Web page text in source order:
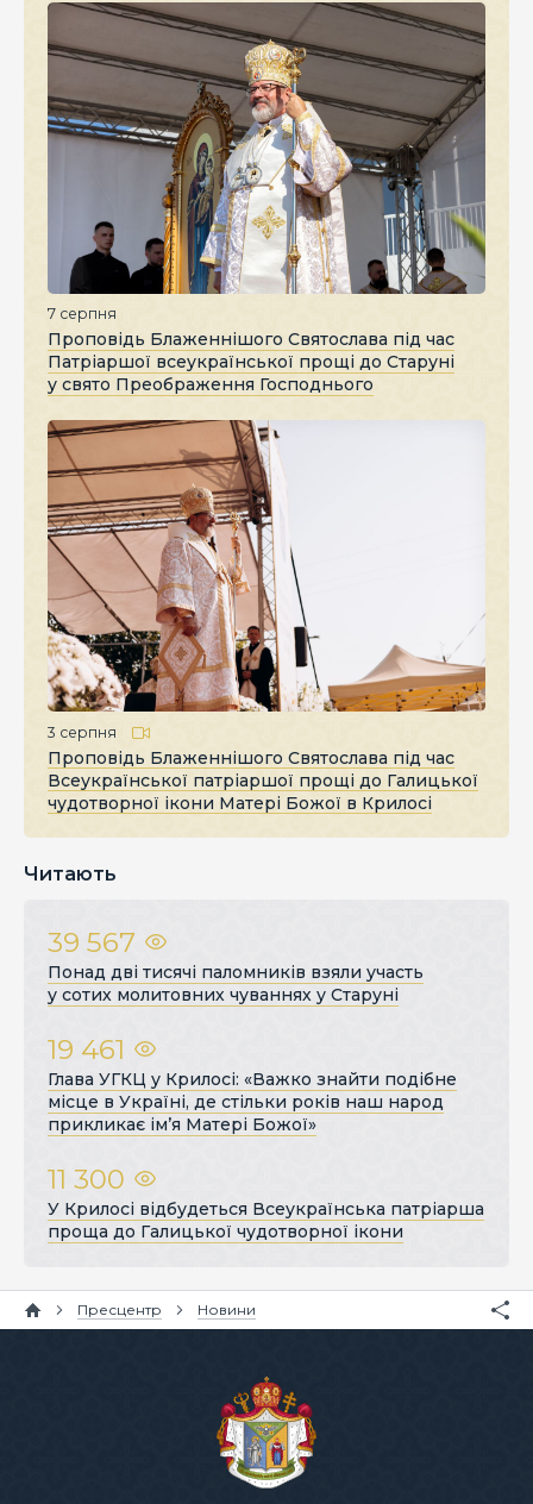
7 серпня
Проповідь Блаженнішого Святослава під час
Патріаршої всеукраїнської прощі до Старуні
у свято Преображення Господнього
3 серпня
Проповідь Блаженнішого Святослава під час
Всеукраїнської патріаршої прощі до Галицької
чудотворної ікони Матері Божої в Крилосі
Читають
39 567
Понад дві тисячі паломників взяли участь
у сотих молитовних чуваннях у Старуні
19 461
Глава УГКЦ у Крилосі: «Важко знайти подібне
місце в Україні, де стільки років наш народ
прикликає ім’я Матері Божої»
11 300
У Крилосі відбудеться Всеукраїнська патріарша
проща до Галицької чудотворної ікони
Пресцентр Новини